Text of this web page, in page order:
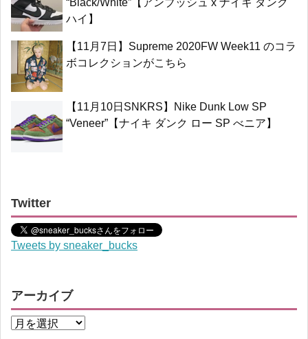
ハイ】
【11月7日】Supreme 2020FW Week11 のコラ
ボコレクションがこちら
【11月10日SNKRS】Nike Dunk Low SP
“Veneer”【ナイキ ダンク ロー SP べニア】
Twitter
Tweets by sneaker_bucks
アーカイブ